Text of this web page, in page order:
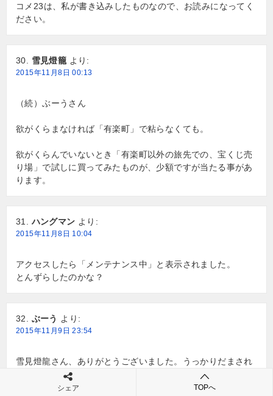
コメ23は、私が書き込みしたものなので、お読みになってく
ださい。
雪見燈籠 より:
2015年11月8日 00:13
（続）ぶーうさん
欲がくらまなければ「有楽町」で粘らなくても。
欲がくらんでいないとき「有楽町以外の旅先での、宝くじ売
り場」で試しに買ってみたものが、少額ですが当たる事があ
ります。
ハングマン より:
2015年11月8日 10:04
アクセスしたら「メンテナンス中」と表示されました。
とんずらしたのかな？
ぶーう より:
2015年11月9日 23:54
雪見燈龍さん、ありがとうございました。うっかりだまされ
るとこでした。
シェア TOPへ